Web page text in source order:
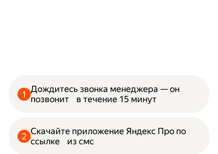
Дождитесь звонка менеджера — он
позвонит в течение 15 минут
Скачайте приложение Яндекс Про по
ссылке из смс